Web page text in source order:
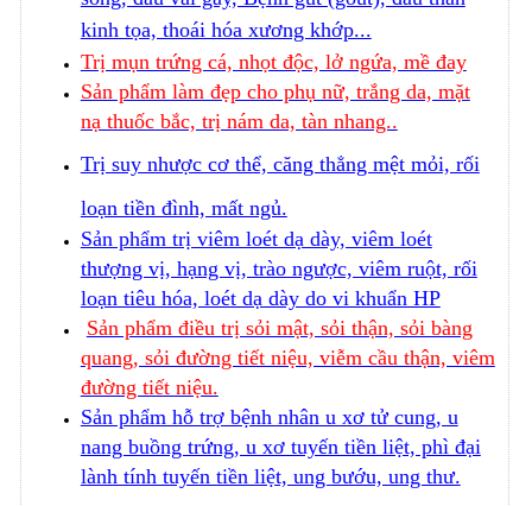
kinh tọa, thoái hóa xương khớp...
Trị mụn trứng cá, nhọt độc, lở ngứa, mề đay
Sản phẩm làm đẹp cho phụ nữ, trắng da, mặt
nạ thuốc bắc, trị nám da, tàn nhang..
Trị suy nhược cơ thể, căng thẳng mệt mỏi, rối
loạn tiền đình, mất ngủ.
Sản phẩm trị viêm loét dạ dày, viêm loét
thượng vị, hạng vị, trào ngược, viêm ruột, rối
loạn tiêu hóa, loét dạ dày do vi khuẩn HP
Sản phẩm điều trị sỏi mật, sỏi thận, sỏi bàng
quang, sỏi đường tiết niệu, viễm cầu thận, viêm
đường tiết niệu.
Sản phẩm hỗ trợ bệnh nhân u xơ tử cung, u
nang buồng trứng, u xơ tuyến tiền liệt, phì đại
lành tính tuyến tiền liệt, ung bướu, ung thư.